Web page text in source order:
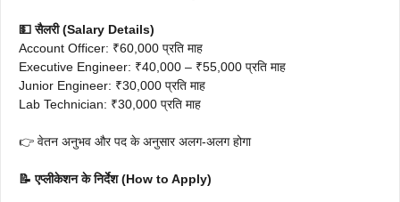
💵 सैलरी (Salary Details)
Account Officer: ₹60,000 प्रति माह
Executive Engineer: ₹40,000 – ₹55,000 प्रति माह
Junior Engineer: ₹30,000 प्रति माह
Lab Technician: ₹30,000 प्रति माह
👉 वेतन अनुभव और पद के अनुसार अलग-अलग होगा
📝 एप्लीकेशन के निर्देश (How to Apply)